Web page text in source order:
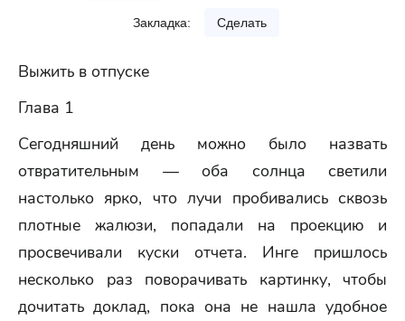
Закладка: Сделать
Выжить в отпуске
Глава 1
Сегодняшний день можно было назвать
отвратительным — оба солнца светили
настолько ярко, что лучи пробивались сквозь
плотные жалюзи, попадали на проекцию и
просвечивали куски отчета. Инге пришлось
несколько раз поворачивать картинку, чтобы
дочитать доклад, пока она не нашла удобное